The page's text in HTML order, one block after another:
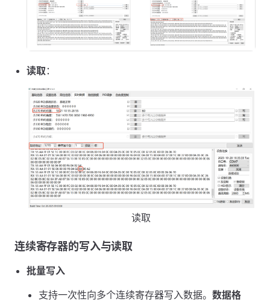
读取 ：
读取
连续寄存器的写入与读取
批量写入
支持一次性向多个连续寄存器写入数据。 数据格